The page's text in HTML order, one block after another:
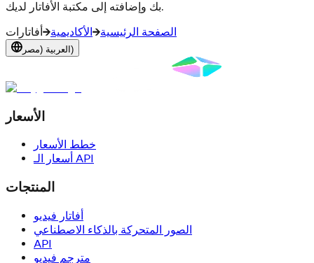
بك وإضافته إلى مكتبة الأفاتار لديك.
الصفحة الرئيسية
الأكاديمية أفاتارات
العربية (مصر)
الأسعار
خطط الأسعار
أسعار الـ API
المنتجات
أفاتار فيديو
الصور المتحركة بالذكاء الاصطناعي
API
مترجم فيديو